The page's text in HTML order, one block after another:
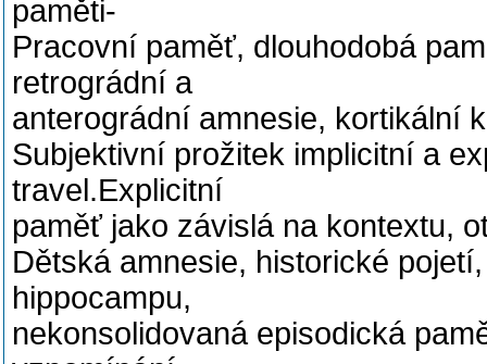
paměti-
Pracovní paměť, dlouhodobá
retrográdní a
anterográdní amnesie, kortikální
Subjektivní prožitek implicitní a
travel.Explicitní
paměť jako závislá na kontextu,
Dětská amnesie, historické
hippocampu,
nekonsolidovaná episodická